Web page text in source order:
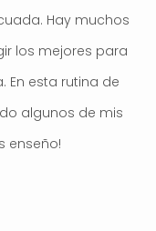
Hay muchos
los mejores para
En esta rutina de
algunos de mis
enseño!